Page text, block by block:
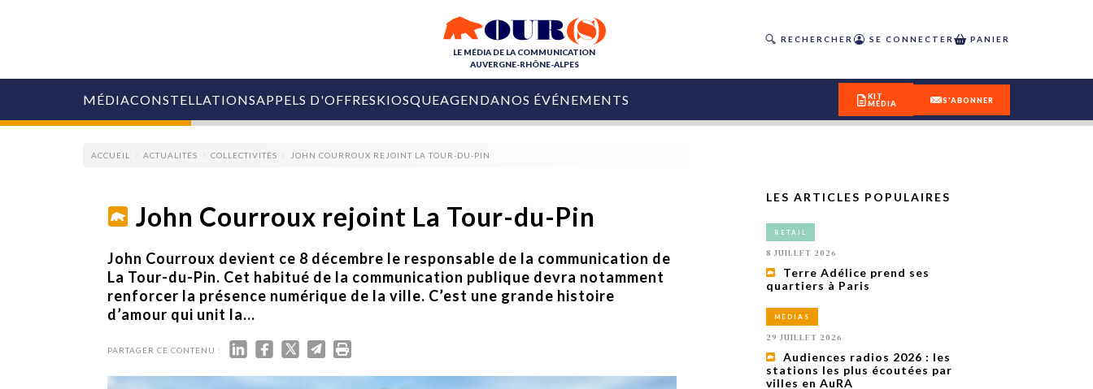
LE MÉDIA DE LA COMMUNICATION
AUVERGNE-RHÔNE-ALPES
RECHERCHER SE CONNECTER PANIER
MÉDIA
COLLECTIVITÉS
MARQUES
AGENCES
RETAIL
MÉDIAS
ÉVÉNEMENTIELS
SERVICES
Nice : Denis Zanon
est décédé
COLLECTIVITÉS
PUBLIÉ LE 31 JUILLET 2026
Ardèche
Tourisme lance
Amandine Burret
29 JUILLET 2026
saison autour de son concept autour de
CONSTELLATIONSAPPELS D'OFFRESKIOSQUEAGENDANOS ÉVÉNEMENTS
OURS DU DIGITAL
LES RENDEZ-VOUS MÉDIA
INFLUENCE IA
KIT
MÉDIA
S'ABONNER
ACCUEIL ACTUALITÉS COLLECTIVITÉS JOHN COURROUX REJOINT LA TOUR-DU-PIN
John Courroux rejoint La Tour-du-Pin
John Courroux devient ce 8 décembre le responsable de la communication de
La Tour-du-Pin. Cet habitué de la communication publique devra notamment
renforcer la présence numérique de la ville. C’est une grande histoire
d’amour qui unit la...
PARTAGER CE CONTENU :
LES ARTICLES POPULAIRES
RETAIL
8 JUILLET 2026
Terre Adélice prend ses
quartiers à Paris
MÉDIAS
29 JUILLET 2026
Audiences radios 2026 : les
stations les plus écoutées par
villes en AuRA